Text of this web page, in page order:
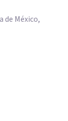
de México,